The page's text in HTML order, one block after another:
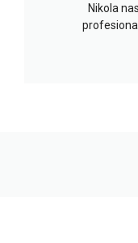
Nikola